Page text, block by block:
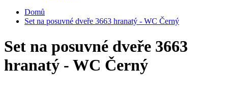
Domů
Set na posuvné dveře 3663 hranatý - WC Černý
Set na posuvné dveře 3663
hranatý - WC Černý